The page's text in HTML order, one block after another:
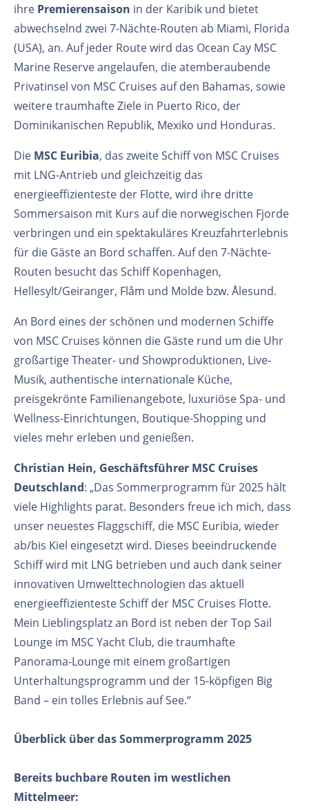
ihre Premierensaison in der Karibik und bietet
abwechselnd zwei 7-Nächte-Routen ab Miami, Florida
(USA), an. Auf jeder Route wird das Ocean Cay MSC
Marine Reserve angelaufen, die atemberaubende
Privatinsel von MSC Cruises auf den Bahamas, sowie
weitere traumhafte Ziele in Puerto Rico, der
Dominikanischen Republik, Mexiko und Honduras.
Die MSC Euribia, das zweite Schiff von MSC Cruises
mit LNG-Antrieb und gleichzeitig das
energieeffizienteste der Flotte, wird ihre dritte
Sommersaison mit Kurs auf die norwegischen Fjorde
verbringen und ein spektakuläres Kreuzfahrterlebnis
für die Gäste an Bord schaffen. Auf den 7-Nächte-
Routen besucht das Schiff Kopenhagen,
Hellesylt/Geiranger, Flåm und Molde bzw. Ålesund.
An Bord eines der schönen und modernen Schiffe
von MSC Cruises können die Gäste rund um die Uhr
großartige Theater- und Showproduktionen, Live-
Musik, authentische internationale Küche,
preisgekrönte Familienangebote, luxuriöse Spa- und
Wellness-Einrichtungen, Boutique-Shopping und
vieles mehr erleben und genießen.
Christian Hein, Geschäftsführer MSC Cruises
Deutschland: „Das Sommerprogramm für 2025 hält
viele Highlights parat. Besonders freue ich mich, dass
unser neuestes Flaggschiff, die MSC Euribia, wieder
ab/bis Kiel eingesetzt wird. Dieses beeindruckende
Schiff wird mit LNG betrieben und auch dank seiner
innovativen Umwelttechnologien das aktuell
energieeffizienteste Schiff der MSC Cruises Flotte.
Mein Lieblingsplatz an Bord ist neben der Top Sail
Lounge im MSC Yacht Club, die traumhafte
Panorama-Lounge mit einem großartigen
Unterhaltungsprogramm und der 15-köpfigen Big
Band – ein tolles Erlebnis auf See.“
Überblick über das Sommerprogramm 2025
Bereits buchbare Routen im westlichen
Mittelmeer: